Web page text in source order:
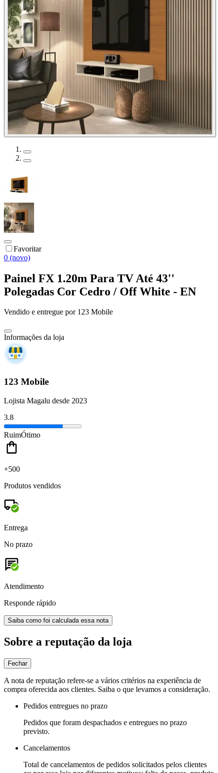
Favoritar
0 (novo)
Painel FX 1.20m Para TV Até 43''
Polegadas Cor Cedro / Off White - EN
Vendido e entregue por 123 Mobile
Informações da loja
123 Mobile
Lojista Magalu desde 2023
3.8
RuimÓtimo
+500
Produtos vendidos
Entrega
No prazo
Atendimento
Responde rápido
Saiba como foi calculada essa nota
Sobre a reputação da loja
Fechar
A nota de reputação refere-se a vários critérios na experiência de
compra oferecida aos clientes. Saiba o que levamos a consideração.
Pedidos entregues no prazo
Pedidos que foram despachados e entregues no prazo
previsto.
Cancelamentos
Total de cancelamentos de pedidos solicitados pelos clientes